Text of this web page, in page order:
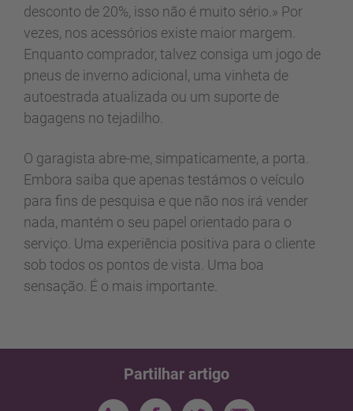
desconto de 20%, isso não é muito sério.» Por
vezes, nos acessórios existe maior margem.
Enquanto comprador, talvez consiga um jogo de
pneus de inverno adicional, uma vinheta de
autoestrada atualizada ou um suporte de
bagagens no tejadilho.
O garagista abre-me, simpaticamente, a porta.
Embora saiba que apenas testámos o veículo
para fins de pesquisa e que não nos irá vender
nada, mantém o seu papel orientado para o
serviço. Uma experiência positiva para o cliente
sob todos os pontos de vista. Uma boa
sensação. É o mais importante.
Partilhar artigo